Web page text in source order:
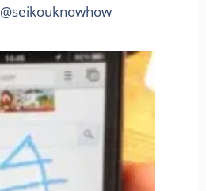
@seikouknowhow